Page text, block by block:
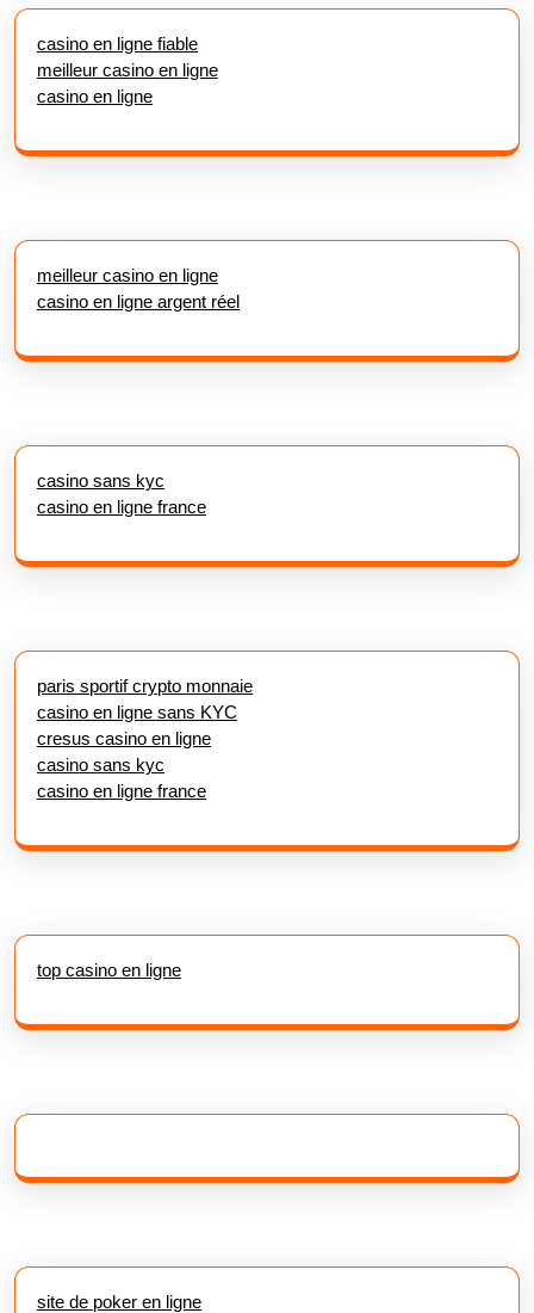
casino en ligne fiable
meilleur casino en ligne
casino en ligne
meilleur casino en ligne
casino en ligne argent réel
casino sans kyc
casino en ligne france
paris sportif crypto monnaie
casino en ligne sans KYC
cresus casino en ligne
casino sans kyc
casino en ligne france
top casino en ligne
site de poker en ligne